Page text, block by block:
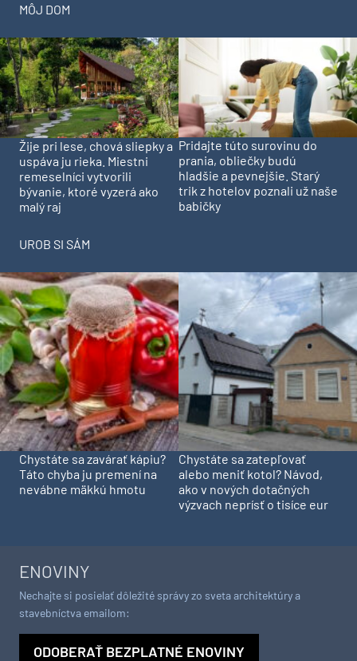
MÔJ DOM
Žije pri lese, chová sliepky a
uspáva ju rieka. Miestni
remeselníci vytvorili
bývanie, ktoré vyzerá ako
malý raj
Pridajte túto surovinu do
prania, obliečky budú
hladšie a pevnejšie. Starý
trik z hotelov poznali už naše
babičky
UROB SI SÁM
Chystáte sa zavárať kápiu?
Táto chyba ju premení na
nevábne mäkkú hmotu
Chystáte sa zatepľovať
alebo meniť kotol? Návod,
ako v nových dotačných
výzvach neprísť o tisíce eur
ENOVINY
Nechajte si posielať dôležité správy zo sveta architektúry a
stavebníctva emailom:
ODOBERAŤ BEZPLATNÉ ENOVINY